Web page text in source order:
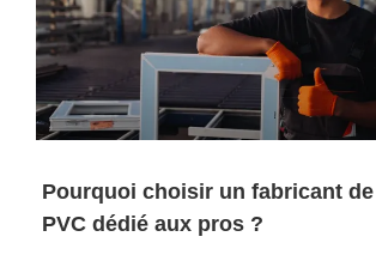
Pourquoi choisir un fabricant
PVC dédié aux pros ?